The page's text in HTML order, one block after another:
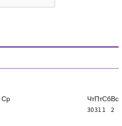
Ср ЧтПтСбВс
30311 2